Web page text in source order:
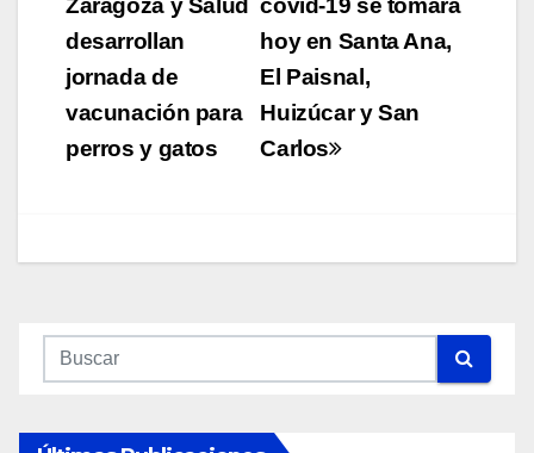
de
entradas
hoy en Santa Ana,
El Paisnal,
Huizúcar y San
Carlos
desarrollan
jornada de
vacunación para
perros y gatos